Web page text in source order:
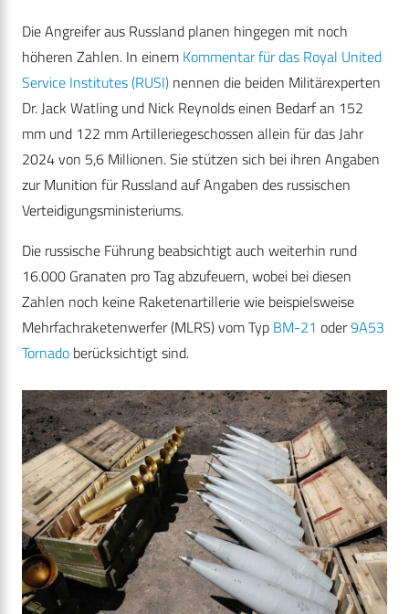
Die Angreifer aus Russland planen hingegen mit noch
höheren Zahlen. In einem Kommentar für das Royal United
Service Institutes (RUSI) nennen die beiden Militärexperten
Dr. Jack Watling und Nick Reynolds einen Bedarf an 152
mm und 122 mm Artilleriegeschossen allein für das Jahr
2024 von 5,6 Millionen. Sie stützen sich bei ihren Angaben
zur Munition für Russland auf Angaben des russischen
Verteidigungsministeriums.
Die russische Führung beabsichtigt auch weiterhin rund
16.000 Granaten pro Tag abzufeuern, wobei bei diesen
Zahlen noch keine Raketenartillerie wie beispielsweise
Mehrfachraketenwerfer (MLRS) vom Typ BM-21 oder9A53
Tornado berücksichtigt sind.